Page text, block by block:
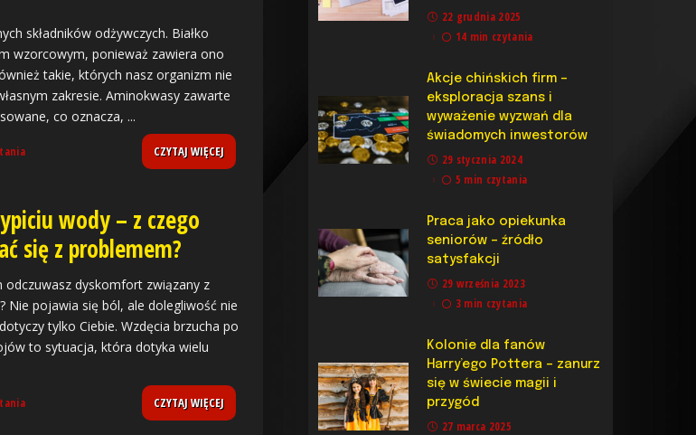
składników odżywczych. Białko
wzorcowym, ponieważ zawiera ono
takie, których nasz organizm nie
zakresie. Aminokwasy zawarte
co oznacza, ...
CZYTAJ WIĘCEJ
wody – z czego
się z problemem?
odczuwasz dyskomfort związany z
Nie pojawia się ból, ale dolegliwość nie
tylko Ciebie. Wzdęcia brzucha po
to sytuacja, która dotyka wielu
CZYTAJ WIĘCEJ
22 grudnia 2025
14 min czytania
Akcje chińskich firm –
eksploracja szans i
wyważenie wyzwań dla
świadomych inwestorów
29 stycznia 2024
5 min czytania
Praca jako opiekunka
seniorów – źródło
satysfakcji
29 września 2023
3 min czytania
​Kolonie dla fanów
Harry’ego Pottera – zanurz
się w świecie magii i
przygód
27 marca 2025